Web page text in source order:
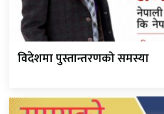
विदेशमा पुस्तान्तरणको समस्या